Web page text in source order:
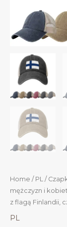
Home / PL /
mężczyzn i
z flagą Finlandii,
PL